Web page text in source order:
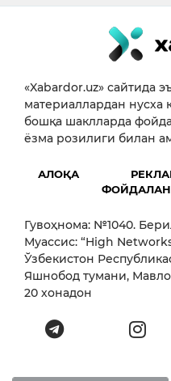
«Xabardor.uz» сайтида
материаллардан нусха
бошқа шаклларда
ёзма розилиги билан
АЛОҚА
Гувоҳнома: №1040.
Муассис: “High
Ўзбекистон
Яшнобод тумани,
20 хонадон